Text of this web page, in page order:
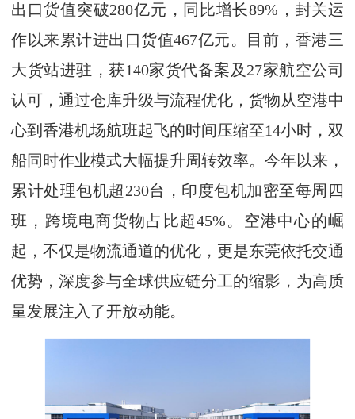
出口货值突破280亿元，同比增长89%，封关运
作以来累计进出口货值467亿元。目前，香港三
大货站进驻，获140家货代备案及27家航空公司
认可，通过仓库升级与流程优化，货物从空港中
心到香港机场航班起飞的时间压缩至14小时，双
船同时作业模式大幅提升周转效率。今年以来，
累计处理包机超230台，印度包机加密至每周四
班，跨境电商货物占比超45%。空港中心的崛
起，不仅是物流通道的优化，更是东莞依托交通
优势，深度参与全球供应链分工的缩影，为高质
量发展注入了开放动能。